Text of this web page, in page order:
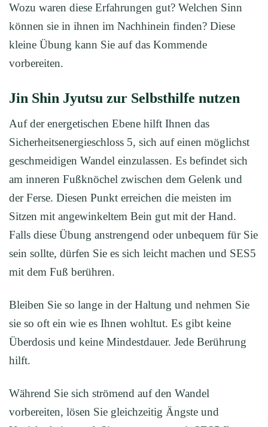
Wozu waren diese Erfahrungen gut? Welchen Sinn
können sie in ihnen im Nachhinein finden? Diese
kleine Übung kann Sie auf das Kommende
vorbereiten.
Jin Shin Jyutsu zur Selbsthilfe nutzen
Auf der energetischen Ebene hilft Ihnen das
Sicherheitsenergieschloss 5, sich auf einen möglichst
geschmeidigen Wandel einzulassen. Es befindet sich
am inneren Fußknöchel zwischen dem Gelenk und
der Ferse. Diesen Punkt erreichen die meisten im
Sitzen mit angewinkeltem Bein gut mit der Hand.
Falls diese Übung anstrengend oder unbequem für Sie
sein sollte, dürfen Sie es sich leicht machen und SES5
mit dem Fuß berühren.
Bleiben Sie so lange in der Haltung und nehmen Sie
sie so oft ein wie es Ihnen wohltut. Es gibt keine
Überdosis und keine Mindestdauer. Jede Berührung
hilft.
Während Sie sich strömend auf den Wandel
vorbereiten, lösen Sie gleichzeitig Ängste und